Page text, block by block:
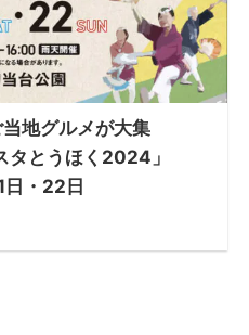
地グルメが大集
タとうほく2024」
・22日